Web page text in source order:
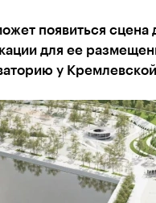
появиться
для ее
у